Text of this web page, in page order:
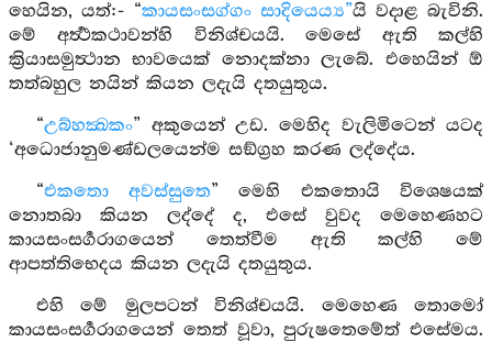
හෙයින, යත්:- “කායසංසග්ගං සාදියෙය්‍ය”යි වදාළ බැවිනි.
මේ අර්‍ත්‍ථකථාවන්හි විනිශ්චයයි. මෙසේ ඇති කල්හි
ක්‍රියාසමුත්‍ථාන භාවයෙක් නොදක්නා ලැබේ. එහෙයින් ඕ
තත්බහුල නයින් කියන ලදැයි දතයුතුය.
“උබ්හක්‍ඛකං” අකුයෙන් උඩ. මෙහිද වැලිමිටෙන් යටද
‘අධොජානුමණ්ඩලයෙන්ම සඞ්ග්‍රහ කරණ ලද්දේය.
“එකතො අවස්සුතෙ” මෙහි එකතොයි විශෙෂයක්
නොතබා කියන ලද්දේ ද, එසේ වුවද මෙහෙණහට
කායසංසර්‍ගරාගයෙන් තෙත්වීම ඇති කල්හි මේ
ආපත්තිභෙදය කියන ලදැයි දතයුතුය.
එහි මේ මුලපටන් විනිශ්චයයි. මෙහෙණ තොමෝ
කායසංසර්‍ගරාගයෙන් තෙත් වූවා, පුරුෂතෙමේත් එසේමය.